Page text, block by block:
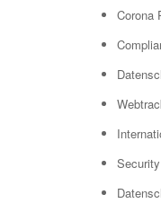
Corona